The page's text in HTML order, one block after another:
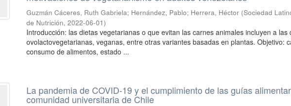
Guzmán Cáceres, Ruth Gabriela; Hernández, Pablo; Herrera, Héctor (Sociedad
de Nutrición,2022-06-01)
Introducción: las dietas vegetarianas o que evitan las carnes animales incluyen a las
ovolactovegetarianas, veganas, entre otras variantes basadas en plantas. Objetivo:
consumo de alimentos, estado ...
La pandemia de COVID-19 y el cumplimiento de las guías
comunidad universitaria de Chile